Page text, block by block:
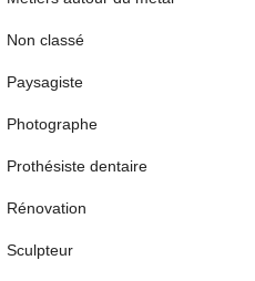
Non classé
Paysagiste
Photographe
Prothésiste dentaire
Rénovation
Sculpteur